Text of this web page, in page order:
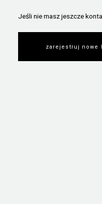
Jeśli nie masz jeszcze
zarejestruj nowe